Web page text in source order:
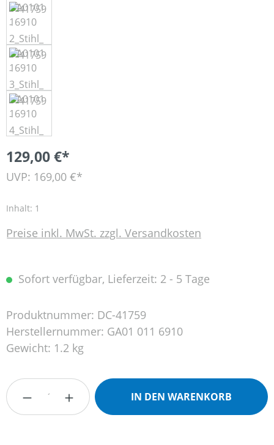
129,00 €*
UVP: 169,00 €*
Inhalt: 1
Preise inkl. MwSt. zzgl. Versandkosten
Sofort verfügbar, Lieferzeit: 2 - 5 Tage
Produktnummer: DC-41759
Herstellernummer: GA01 011 6910
Gewicht: 1.2 kg
Produkt Anzahl: Gib den gewünschten
IN DEN WARENKORB